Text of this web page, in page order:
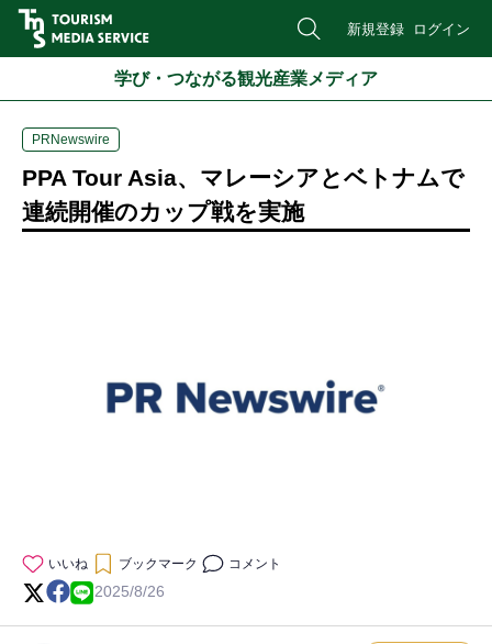
新規登録 ログイン
学び・つながる観光産業メディア
PRNewswire
PPA Tour Asia、マレーシアとベトナムで
連続開催のカップ戦を実施
いいね ブックマーク コメント
2025/8/26